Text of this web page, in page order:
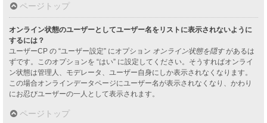
ページトップ
オンライン状態のユーザーとしてユーザー名をリストに表示されないように
するには？
ユーザーCP の “ユーザー設定” にオプション オンライン状態を隠すがあるは
ずです。このオプションを “はい” に設定してください。そうすればオンライ
ン状態は管理人、モデレータ、ユーザー自身にしか表示されなくなります。
この場合オンラインデータページにユーザー名が表示されなくなり、かわり
にお忍びユーザーの一人として表示されます。
ページトップ